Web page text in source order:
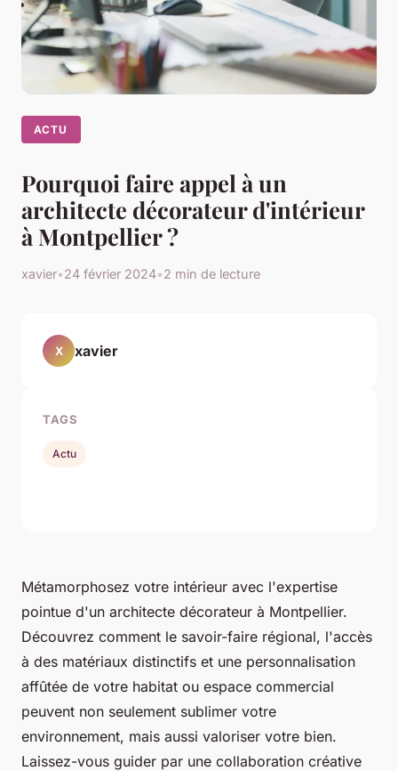
ACTU
Pourquoi faire appel à un
architecte décorateur d'intérieur
à Montpellier ?
xavier•24 février 2024•2 min de lecture
Métamorphosez votre intérieur avec l'expertise
pointue d'un architecte décorateur à Montpellier.
Découvrez comment le savoir-faire régional, l'accès
à des matériaux distinctifs et une personnalisation
affûtée de votre habitat ou espace commercial
peuvent non seulement sublimer votre
environnement, mais aussi valoriser votre bien.
Laissez-vous guider par une collaboration créative
X xavier
TAGS
Actu